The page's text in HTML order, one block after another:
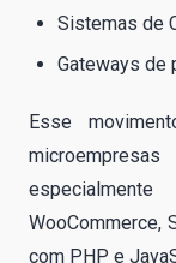
Sistemas de
Gateways de
Esse
WooCommerce,
com PHP e